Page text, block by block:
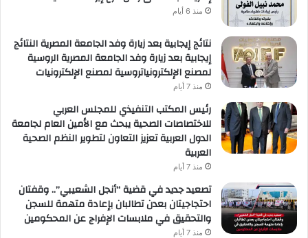
منذ 6 أيام
نتائج إيجابية بعد زيارة وفد الجامعة المصرية النتائج
إيجابية بعد زيارة وفد الجامعة المصرية الروسية
لمصنع الإلكترونياتروسية لمصنع الإلكترونيات
منذ 7 أيام
رئيس المكتب التنفيذي للمجلس العربي
للاختصاصات الصحية يبحث مع الأمين العام لجامعة
الدول العربية تعزيز التعاون لتطوير النظم الصحية
العربية
منذ 7 أيام
تصعيد جديد في قضية “أنجل الشعيبي”.. وقفتان
احتجاجيتان بعدن تطالبان بإعادة متهمة للسجن
والتحقيق في ملابسات الإفراج عن المحكومين
منذ 7 أيام